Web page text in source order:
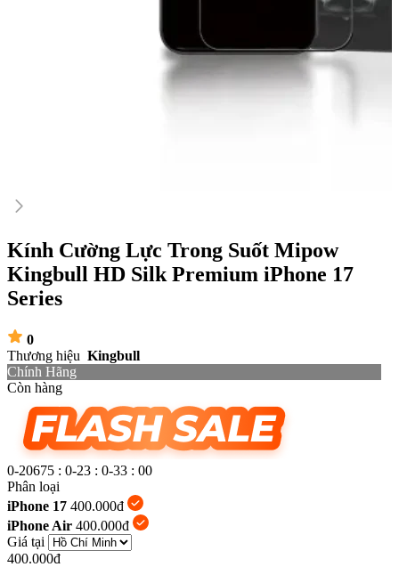
Kính Cường Lực Trong Suốt Mipow
Kingbull HD Silk Premium iPhone 17
Series
0
Thương hiệu Kingbull
Chính Hãng
Còn hàng
0-20675 : 0-23 : 0-34 : 0-1
Phân loại
iPhone 17 400.000đ
iPhone Air 400.000đ
Giá tại
400.000đ